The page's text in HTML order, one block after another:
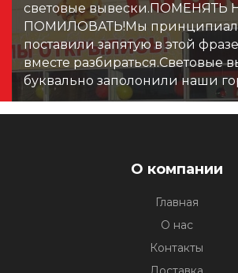
световые вывески.ПОМЕНЯТЬ
ПОМИЛОВАТЬ!Мы
поставили запятую в этой
вместе разбираться.Световые
буквально заполонили наши
О компании
Главная
О нас
Контакты